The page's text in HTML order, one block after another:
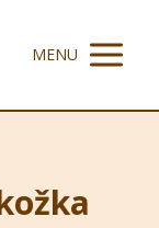
MENU